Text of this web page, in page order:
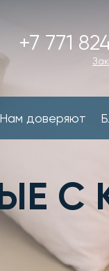
+7 771
Нам доверяют
С